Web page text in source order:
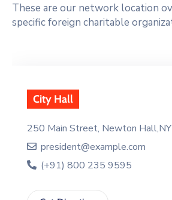
These are our network location
specific foreign charitable
City Hall
250 Main Street, Newton
president@example.com
(+91) 800 235 9595